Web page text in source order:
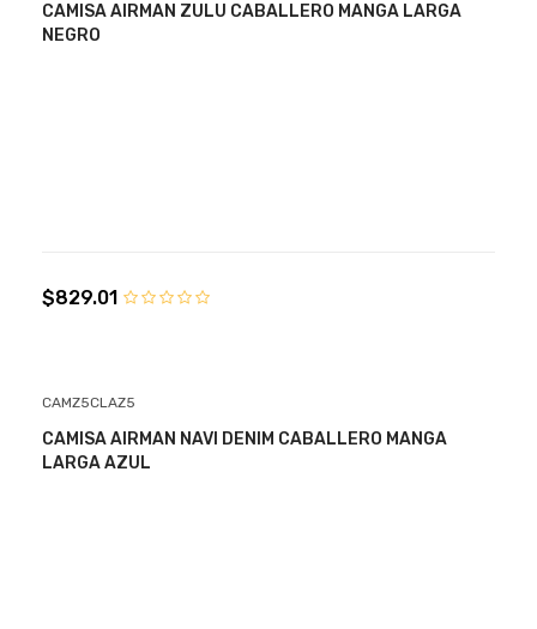
CAMISA AIRMAN ZULU CABALLERO MANGA LARGA
NEGRO
$829.01
CAMZ5CLAZ5
CAMISA AIRMAN NAVI DENIM CABALLERO MANGA
LARGA AZUL